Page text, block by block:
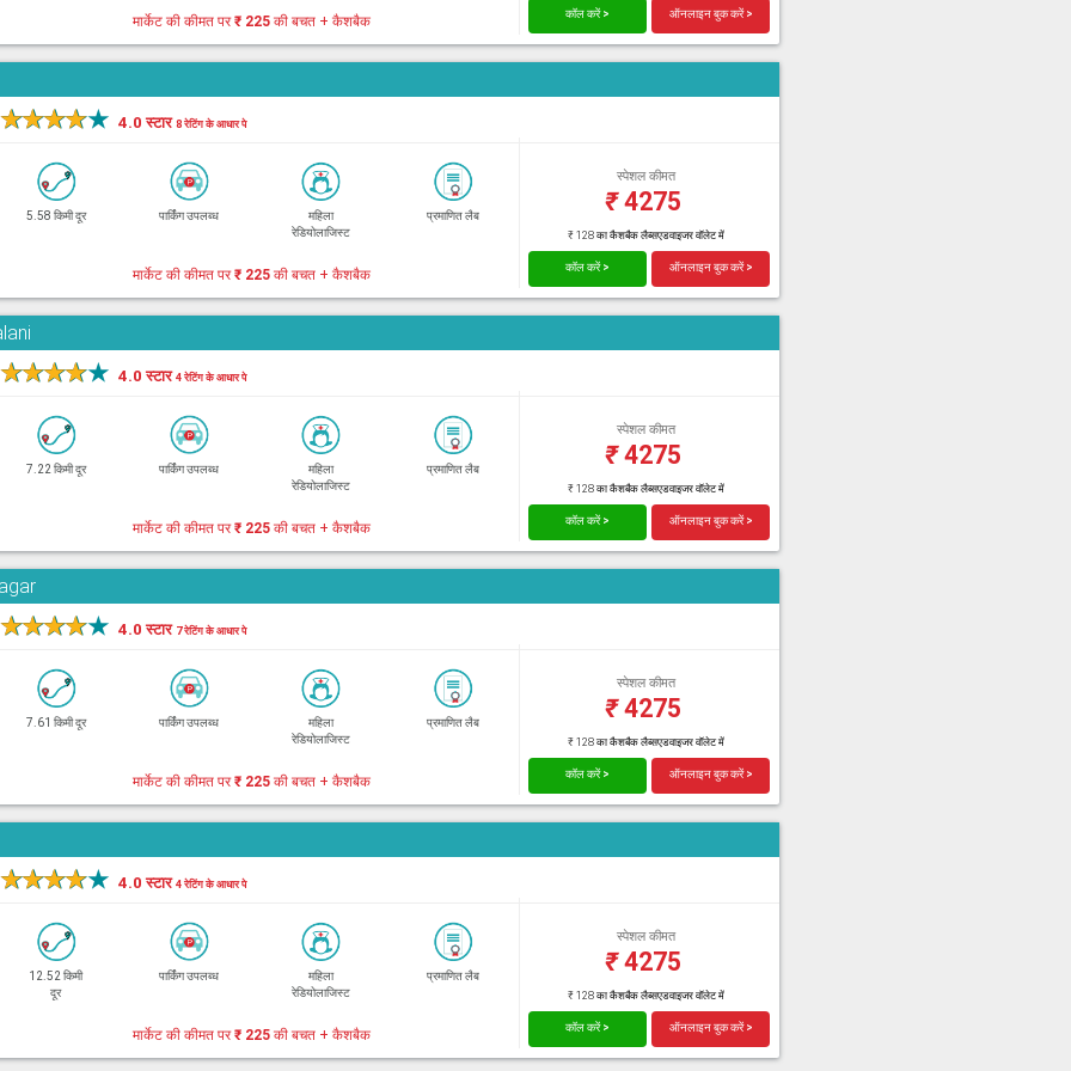
मार्केट की कीमत पर₹ 225 की बचत + कैशबैक कॉल करें > ऑनलाइन बुक करें >
★★★★★ 4.0 स्टार8 रेटिंग के आधार पे
5.58 किमी दूर पार्किंग उपलब्ध
महिला
रेडियोलाजिस्ट
प्रमाणित लैब
स्पेशल कीमत
₹4275
₹ 128 का कैशबैक लैब्सएडवाइजर वॉलेट में
मार्केट की कीमत पर₹ 225 की बचत + कैशबैक कॉल करें > ऑनलाइन बुक करें >
★★★★★ 4.0 स्टार4 रेटिंग के आधार पे
7.22 किमी दूर पार्किंग उपलब्ध
महिला
रेडियोलाजिस्ट
प्रमाणित लैब
स्पेशल कीमत
₹4275
₹ 128 का कैशबैक लैब्सएडवाइजर वॉलेट में
मार्केट की कीमत पर₹ 225 की बचत + कैशबैक कॉल करें > ऑनलाइन बुक करें >
★★★★★ 4.0 स्टार 7 रेटिंग के आधार पे
7.61 किमी दूर पार्किंग उपलब्ध
महिला
रेडियोलाजिस्ट
प्रमाणित लैब
स्पेशल कीमत
₹4275
₹ 128 का कैशबैक लैब्सएडवाइजर वॉलेट में
मार्केट की कीमत पर₹ 225 की बचत + कैशबैक कॉल करें > ऑनलाइन बुक करें >
★★★★★ 4.0 स्टार4 रेटिंग के आधार पे
12.52 किमी
दूर
पार्किंग उपलब्ध
महिला
रेडियोलाजिस्ट
प्रमाणित लैब
स्पेशल कीमत
₹4275
₹ 128 का कैशबैक लैब्सएडवाइजर वॉलेट में
मार्केट की कीमत पर₹ 225 की बचत + कैशबैक कॉल करें > ऑनलाइन बुक करें >